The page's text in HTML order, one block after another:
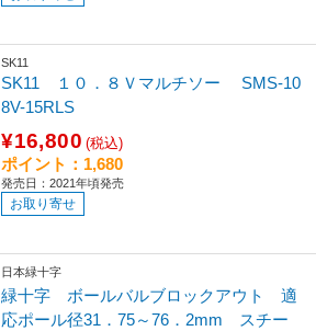
SK11
SK11 １０．８Ｖマルチソー SMS-10
8V-15RLS
¥16,800 (税込)
ポイント：1,680
発売日：2021年頃発売
お取り寄せ
日本緑十字
緑十字 ボールバルブロックアウト 適
応ポール径31．75～76．2mm スチー